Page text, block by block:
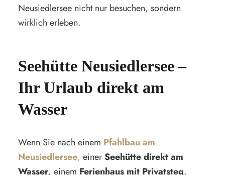
Neusiedlersee nicht nur besuchen, sondern
wirklich erleben.
Seehütte Neusiedlersee –
Ihr Urlaub direkt am
Wasser
Wenn Sie nach einem Pfahlbau am
Neusiedlersee, einerSeehütte direkt am
Wasser, einem Ferienhaus mit Privatsteg,